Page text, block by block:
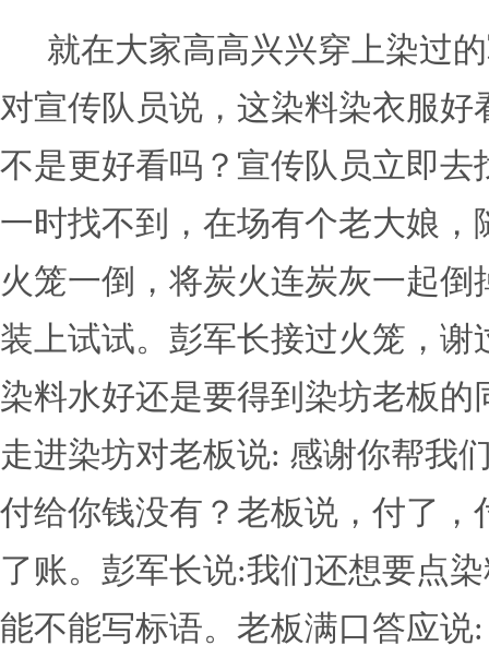
就在大家高高兴兴穿上染过
对宣传队员说，这染料染衣服好
不是更好看吗？宣传队员立即去
一时找不到，在场有个老大娘，
火笼一倒，将炭火连炭灰一起倒
装上试试。彭军长接过火笼，谢
染料水好还是要得到染坊老板的
走进染坊对老板说: 感谢你帮我
付给你钱没有？老板说，付了，
了账。彭军长说:我们还想要点
能不能写标语。老板满口答应说